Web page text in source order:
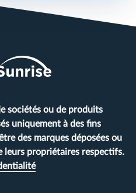
sociétés ou de produits
uniquement à des fins
des marques déposées ou
leurs propriétaires respectifs.